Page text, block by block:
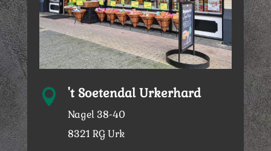
 't Soetendal Urkerhard
Nagel 38-40
8321 RG Urk